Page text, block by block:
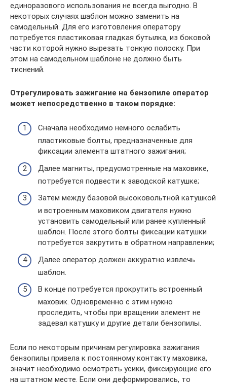
единоразового использования не всегда выгодно. В
некоторых случаях шаблон можно заменить на
самодельный. Для его изготовления оператору
потребуется пластиковая гладкая бутылка, из боковой
части которой нужно вырезать тонкую полоску. При
этом на самодельном шаблоне не должно быть
тиснений.
Отрегулировать зажигание на бензопиле оператор
может непосредственно в таком порядке:
Сначала необходимо немного ослабить
пластиковые болты, предназначенные для
фиксации элемента штатного зажигания;
Далее магниты, предусмотренные на маховике,
потребуется подвести к заводской катушке;
Затем между базовой высоковольтной катушкой
и встроенным маховиком двигателя нужно
установить самодельный или ранее купленный
шаблон. После этого болты фиксации катушки
потребуется закрутить в обратном направлении;
Далее оператор должен аккуратно извлечь
шаблон.
В конце потребуется прокрутить встроенный
маховик. Одновременно с этим нужно
проследить, чтобы при вращении элемент не
задевал катушку и другие детали бензопилы.
Если по некоторым причинам регулировка зажигания
бензопилы привела к постоянному контакту маховика,
значит необходимо осмотреть усики, фиксирующие его
на штатном месте. Если они деформировались, то